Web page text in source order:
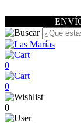
0
0
0